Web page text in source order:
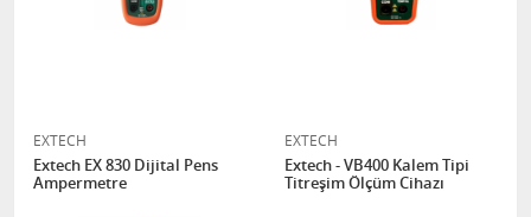
EXTECH
Extech EX 830 Dijital Pens
Ampermetre
EXTECH
Extech - VB400 Kalem Tipi
Titreşim Ölçüm Cihazı